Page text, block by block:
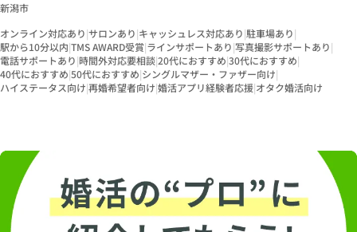
新潟市
オンライン対応あり|サロンあり|キャッシュレス対応あり|駐車場あり|
駅から10分以内|TMS AWARD受賞|ラインサポートあり|写真撮影サポートあり|
電話サポートあり|時間外対応要相談|20代におすすめ|30代におすすめ|
40代におすすめ|50代におすすめ|シングルマザー・ファザー向け|
ハイステータス向け|再婚希望者向け|婚活アプリ経験者応援|オタク婚活向け